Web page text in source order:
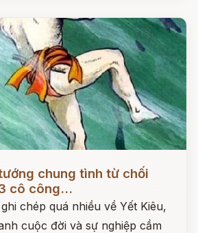
chung tình từ chối
cô công...
chép quá nhiều về Yết Kiêu,
cuộc đời và sự nghiệp cầm